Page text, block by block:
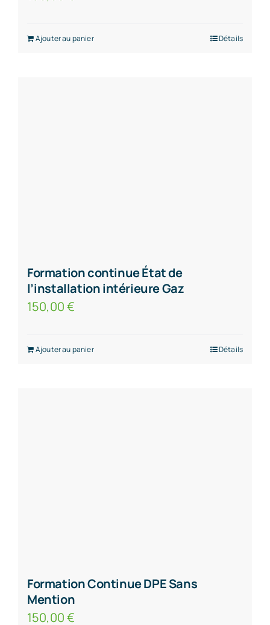
Ajouter au panier Détails
Formation continue État de
l’installation intérieure Gaz
150,00€
Ajouter au panier Détails
Formation Continue DPE Sans
Mention
150,00€